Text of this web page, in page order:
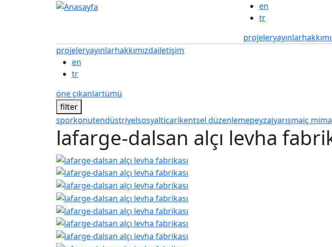
Ana içeriğe atla
en
tr
projeleryayınlar
projeleryayınlarhakkımızdailetişim
en
tr
öne çıkanlartümü
filter
sporkonutendüstriyelsosyalticarikentsel düzenlemepeyzajyarışmaiç
lafarge-dalsan alçı levha